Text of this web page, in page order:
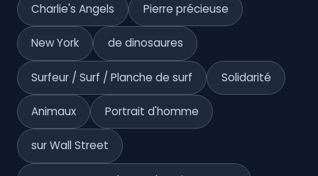
Charlie's Angels Pierre précieuse
New York de dinosaures
Surfeur / Surf / Planche de surf Solidarité
Animaux Portrait d'homme
sur Wall Street